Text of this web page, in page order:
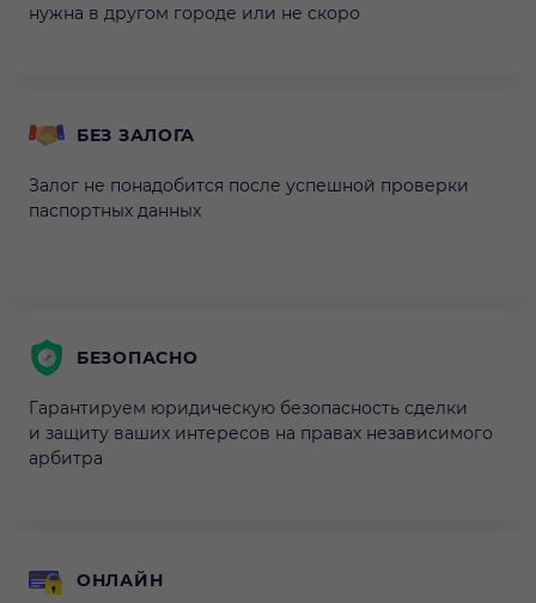
нужна в другом городе или не скоро
БЕЗ ЗАЛОГА
Залог не понадобится после успешной проверки
паспортных данных
БЕЗОПАСНО
Гарантируем юридическую безопасность сделки
и защиту ваших интересов на правах независимого
арбитра
ОНЛАЙН